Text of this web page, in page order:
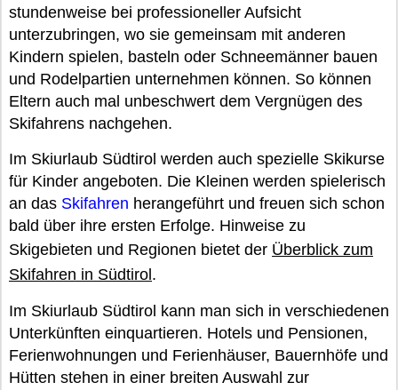
stundenweise bei professioneller Aufsicht
unterzubringen, wo sie gemeinsam mit anderen
Kindern spielen, basteln oder Schneemänner bauen
und Rodelpartien unternehmen können. So können
Eltern auch mal unbeschwert dem Vergnügen des
Skifahrens nachgehen.
Im Skiurlaub Südtirol werden auch spezielle Skikurse
für Kinder angeboten. Die Kleinen werden spielerisch
an das Skifahren herangeführt und freuen sich schon
bald über ihre ersten Erfolge. Hinweise zu
Skigebieten und Regionen bietet der Überblick zum
Skifahren in Südtirol .
Im Skiurlaub Südtirol kann man sich in verschiedenen
Unterkünften einquartieren. Hotels und Pensionen,
Ferienwohnungen und Ferienhäuser, Bauernhöfe und
Hütten stehen in einer breiten Auswahl zur